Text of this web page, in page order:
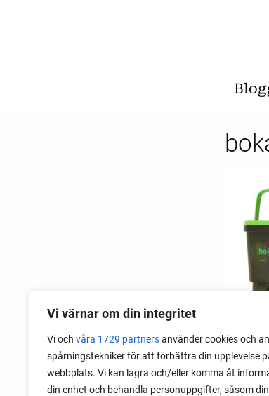
Vi värnar om din integritet
Vi och våra 1729 partnersanvänder cookies och
spårningstekniker för att förbättra din upplevelse
webbplats. Vi kan lagra och/eller komma åt
din enhet och behandla personuppgifter, såsom